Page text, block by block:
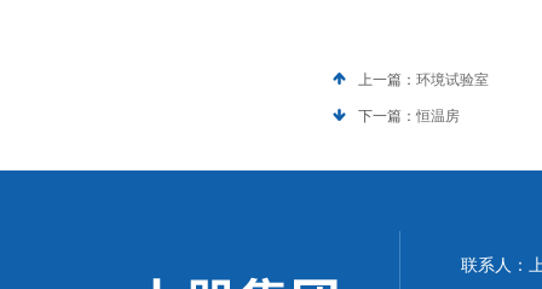
上一篇： 环境试验室
下一篇：恒温房
联系人：